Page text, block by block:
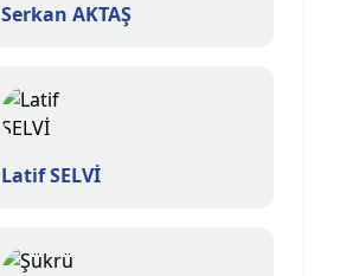
Serkan AKTAŞ
Latif SELVİ